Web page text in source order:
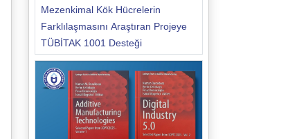
Mezenkimal Kök Hücrelerin
Farklılaşmasını Araştıran Projeye
TÜBİTAK 1001 Desteği